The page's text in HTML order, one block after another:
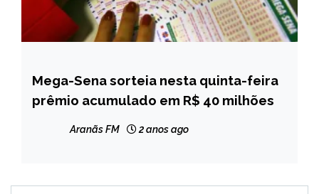
BRASIL
NOTÍCIAS
Mega-Sena sorteia nesta quinta-feira
prêmio acumulado em R$ 40 milhões
Aranãs FM 2 anos ago